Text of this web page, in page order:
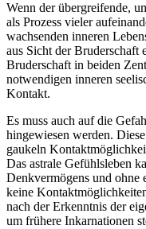
Wenn der übergreifende,
als Prozess vieler
wachsenden inneren
aus Sicht der Bruderschaft
Bruderschaft in beiden
notwendigen inneren
Kontakt.
Es muss auch auf die
hingewiesen werden.
gaukeln
Das astrale Gefühlsleben
Denkvermögens und ohne
keine
nach der Erkenntnis der
um frühere Inkarnationen